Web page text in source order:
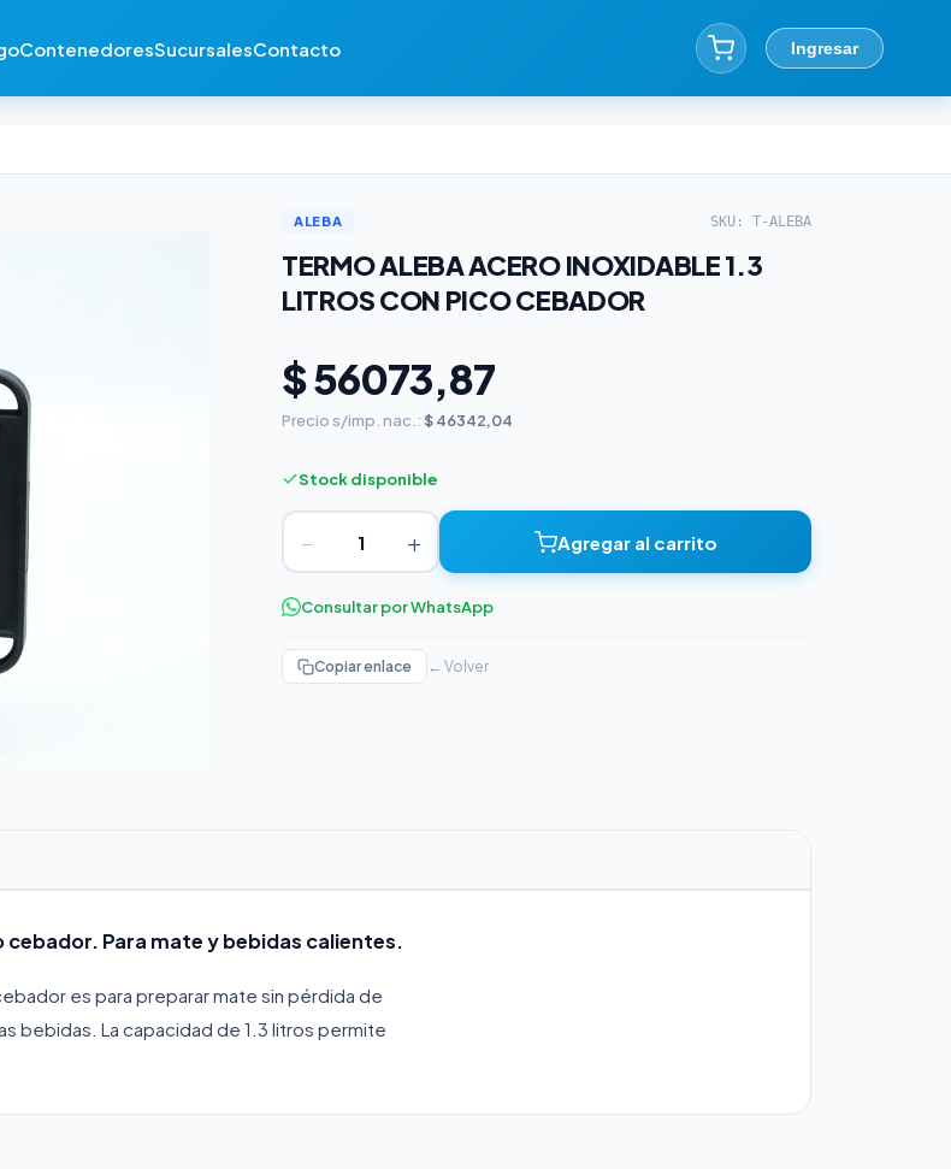
ContenedoresSucursalesContacto Ingresar
ALEBA SKU: T-ALEBA
TERMO ALEBA ACERO INOXIDABLE 1.3
LITROS CON PICO CEBADOR
$ 56073,87
Precio s/imp. nac.: $ 46342,04
Stock disponible
− + Agregar al carrito
Consultar por WhatsApp
Copiar enlace ← Volver
cebador. Para mate y bebidas calientes.
es para preparar mate sin pérdida de
bebidas. La capacidad de 1.3 litros permite